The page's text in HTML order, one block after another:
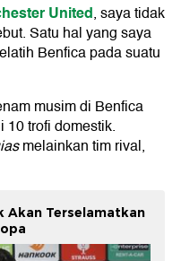
United, saya tidak
Satu hal yang saya
Benfica pada suatu
musim di Benfica
trofi domestik.
melainkan tim rival,
Akan Terselamatkan